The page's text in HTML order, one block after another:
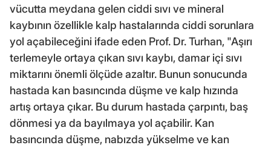
vücutta meydana gelen ciddi sıvı ve mineral
kaybının özellikle kalp hastalarında ciddi sorunlara
yol açabileceğini ifade eden Prof. Dr. Turhan, "Aşırı
terlemeyle ortaya çıkan sıvı kaybı, damar içi sıvı
miktarını önemli ölçüde azaltır. Bunun sonucunda
hastada kan basıncında düşme ve kalp hızında
artış ortaya çıkar. Bu durum hastada çarpıntı, baş
dönmesi ya da bayılmaya yol açabilir. Kan
basıncında düşme, nabızda yükselme ve kan